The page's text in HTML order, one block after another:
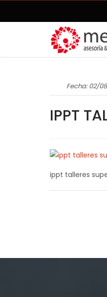
Fecha: 02/
IPPT
ippt talleres